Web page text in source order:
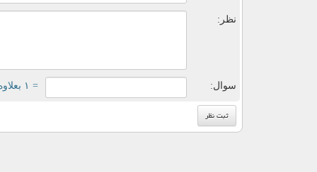
نظر:
سوال: = ۱ بعلاوه ۳